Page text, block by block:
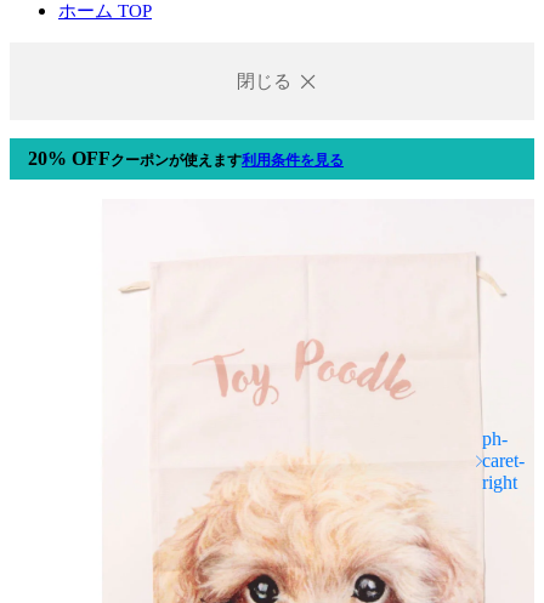
ホーム TOP
閉じる
20% OFFクーポンが使えます利用条件を見る